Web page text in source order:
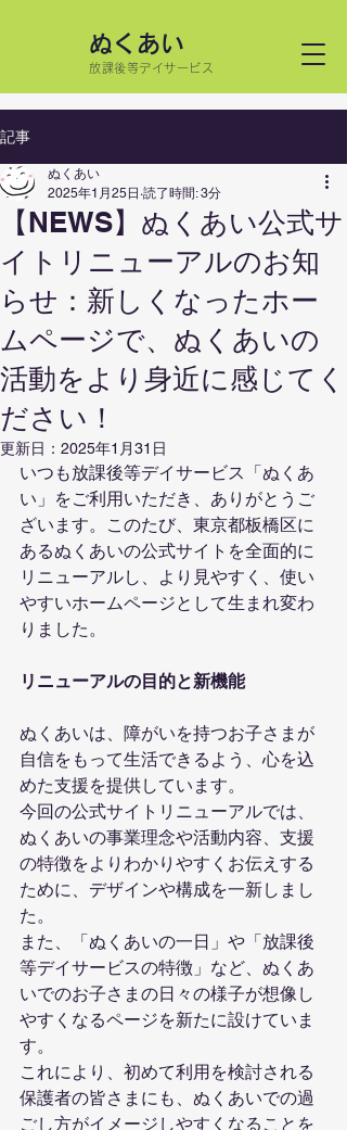
ぬくあい
放課後等デイサービス
記事
【NEWS】ぬくあい公式サ
イトリニューアルのお知
らせ：新しくなったホー
ムページで、ぬくあいの
活動をより身近に感じてく
ださい！
ぬくあい
2025年1月25日 読了時間: 3分
更新日： 2025年1月31日
いつも放課後等デイサービス「ぬくあ
い」をご利用いただき、ありがとうご
ざいます。このたび、東京都板橋区に
あるぬくあいの公式サイトを全面的に
リニューアルし、より見やすく、使い
やすいホームページとして生まれ変わ
りました。
リニューアルの目的と新機能
ぬくあいは、障がいを持つお子さまが
自信をもって生活できるよう、心を込
めた支援を提供しています。
今回の公式サイトリニューアルでは、
ぬくあいの事業理念や活動内容、支援
の特徴をよりわかりやすくお伝えする
ために、デザインや構成を一新しまし
た。
また、「ぬくあいの一日」や「放課後
等デイサービスの特徴」など、ぬくあ
いでのお子さまの日々の様子が想像し
やすくなるページを新たに設けていま
す。
これにより、初めて利用を検討される
保護者の皆さまにも、ぬくあいでの過
ごし方がイメージしやすくなることを